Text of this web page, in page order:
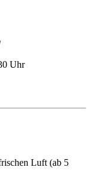
Uhr
Luft (ab 5